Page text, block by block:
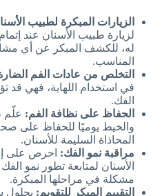
الزيارات المبكرة لطبيب
لزيارة طبيب الأسنان عند
له، للكشف المبكر عن أي
المناسب.
التخلص من عادات الفم
في استخدام اللهاية، فهي قد
الفك.
الحفاظ على نظافة الفم: علّم
والخيط يوميًا للحفاظ على
المحاذاة السليمة للأسنان.
مراقبة نمو الفك: احرص على
الأسنان لمتابعة تطور نمو
مشكلة في مراحلها المبكرة.
التقييم المبكر للتقويم: بحلول